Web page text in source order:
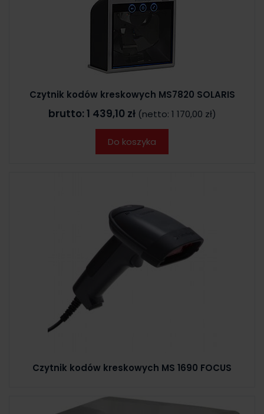
Czytnik kodów kreskowych MS7820 SOLARIS
brutto: 1 439,10 zł (netto: 1 170,00 zł)
Do koszyka
Czytnik kodów kreskowych MS 1690 FOCUS